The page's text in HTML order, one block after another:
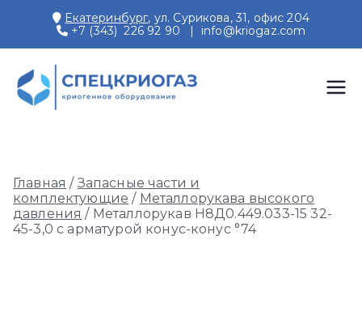
содержимому
Екатеринбург, ул. Сурикова, 31, офис 204
+7 (343) 226 92 90 | info@kriogaz.com
Производство и поставки
Главная /Запасные части и
комплектующие / Металлорукава высокого
давления / Металлорукав Н8Д0.449.033-15 32-
45-3,0 с арматурой конус-конус °74